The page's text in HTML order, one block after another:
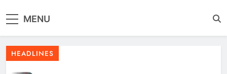
Pinjaman dari Barcelona
Trabzonspor Mulai Negosiasi Mohamed Salah, Tes
Medis Dijadwalkan 5 Agustus
Malang United U-13 Juara Piala Soeratin Kota Malang
2026, Siap Tatap Putaran Provinsi
MENU
HEADLINES